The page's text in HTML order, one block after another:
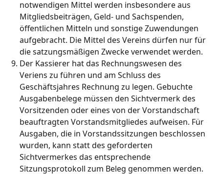
notwendigen Mittel werden insbesondere aus
Mitgliedsbeiträgen, Geld- und Sachspenden,
öffentlichen Mitteln und sonstige Zuwendungen
aufgebracht. Die Mittel des Vereins dürfen nur für
die satzungsmäßigen Zwecke verwendet werden.
Der Kassierer hat das Rechnungswesen des
Veriens zu führen und am Schluss des
Geschäftsjahres Rechnung zu legen. Gebuchte
Ausgabenbelege müssen den Sichtvermerk des
Vorsitzenden oder eines von der Vorstandschaft
beauftragten Vorstandsmitgliedes aufweisen. Für
Ausgaben, die in Vorstandssitzungen beschlossen
wurden, kann statt des geforderten
Sichtvermerkes das entsprechende
Sitzungsprotokoll zum Beleg genommen werden.